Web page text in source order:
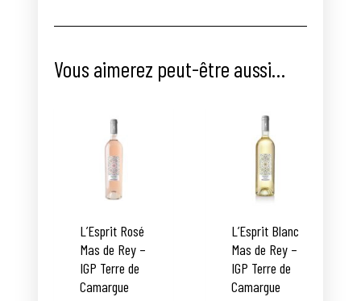
Vous aimerez peut-être aussi…
L’Esprit Rosé
Mas de Rey –
IGP Terre de
Camargue
L’Esprit Blanc
Mas de Rey –
IGP Terre de
Camargue